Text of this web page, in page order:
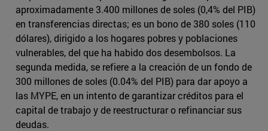
aproximadamente 3.400 millones de soles (0,4% del PIB)
en transferencias directas; es un bono de 380 soles (110
dólares), dirigido a los hogares pobres y poblaciones
vulnerables, del que ha habido dos desembolsos. La
segunda medida, se refiere a la creación de un fondo de
300 millones de soles (0.04% del PIB) para dar apoyo a
las MYPE, en un intento de garantizar créditos para el
capital de trabajo y de reestructurar o refinanciar sus
deudas.